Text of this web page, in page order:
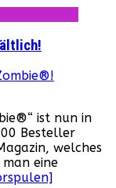
ist nun in
Besteller
welches
eine